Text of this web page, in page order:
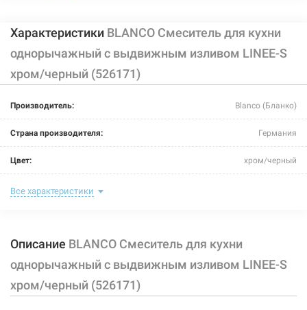
Артикул:226455
BLANCO Смеситель для кухни однорычажный с
выдвижным изливом LINEE-S хром/жасмин (518442)
Нет в наличии
15759 грн
Характеристики BLANCO Смеситель для кухни
однорычажный с выдвижным изливом LINEE-S
хром/черный (526171)
Производитель: Blanco (Бланко)
Страна производителя: Германия
Цвет: хром/черный
Назначение смесителя:
Размер картриджа:
Тип конструкции: с выносным шлангом
Тип смесителя (крана): однорычажный
Все характеристики
Описание BLANCO Смеситель для кухни
однорычажный с выдвижным изливом LINEE-S
хром/черный (526171)